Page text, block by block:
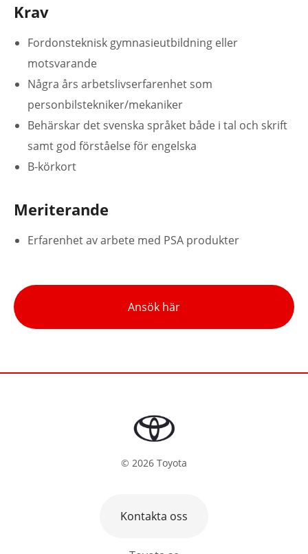
Krav
Fordonsteknisk gymnasieutbildning eller
motsvarande
Några års arbetslivserfarenhet som
personbilstekniker/mekaniker
Behärskar det svenska språket både i tal och skrift
samt god förståelse för engelska
B-körkort
Meriterande
Erfarenhet av arbete med PSA produkter
Ansök här
© 2026 Toyota
Kontakta oss